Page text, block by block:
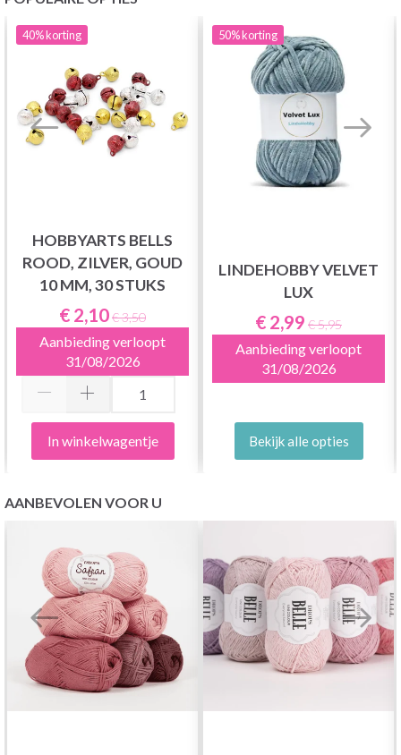
40%korting
HOBBYARTS BELLS
ROOD, ZILVER, GOUD
10 MM, 30 STUKS
€ 2,10€ 3,50
Aanbieding verloopt
31/08/2026
In winkelwagentje
50%korting
LINDEHOBBY VELVET
LUX
€ 2,99 € 5,95
Aanbieding verloopt
31/08/2026
Bekijk alle opties
AANBEVOLEN VOOR U